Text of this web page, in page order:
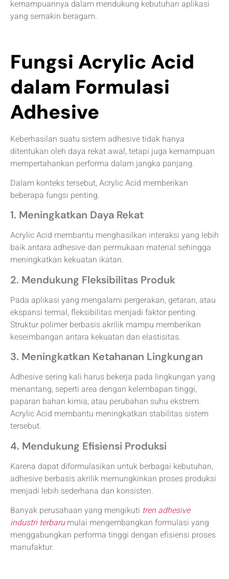
kemampuannya dalam mendukung kebutuhan aplikasi
yang semakin beragam.
Fungsi Acrylic Acid
dalam Formulasi
Adhesive
Keberhasilan suatu sistem adhesive tidak hanya
ditentukan oleh daya rekat awal, tetapi juga kemampuan
mempertahankan performa dalam jangka panjang.
Dalam konteks tersebut, Acrylic Acid memberikan
beberapa fungsi penting.
1. Meningkatkan Daya Rekat
Acrylic Acid membantu menghasilkan interaksi yang lebih
baik antara adhesive dan permukaan material sehingga
meningkatkan kekuatan ikatan.
2. Mendukung Fleksibilitas Produk
Pada aplikasi yang mengalami pergerakan, getaran, atau
ekspansi termal, fleksibilitas menjadi faktor penting.
Struktur polimer berbasis akrilik mampu memberikan
keseimbangan antara kekuatan dan elastisitas.
3. Meningkatkan Ketahanan Lingkungan
Adhesive sering kali harus bekerja pada lingkungan yang
menantang, seperti area dengan kelembapan tinggi,
paparan bahan kimia, atau perubahan suhu ekstrem.
Acrylic Acid membantu meningkatkan stabilitas sistem
tersebut.
4. Mendukung Efisiensi Produksi
Karena dapat diformulasikan untuk berbagai kebutuhan,
adhesive berbasis akrilik memungkinkan proses produksi
menjadi lebih sederhana dan konsisten.
Banyak perusahaan yang mengikuti tren adhesive
industri terbarumulai mengembangkan formulasi yang
menggabungkan performa tinggi dengan efisiensi proses
manufaktur.